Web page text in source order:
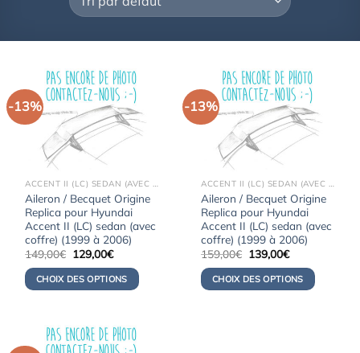
-13%
ACCENT II (LC) SEDAN (AVEC COFFRE) (1999-2006)
Aileron / Becquet Origine
Replica pour Hyundai
Accent II (LC) sedan (avec
coffre) (1999 à 2006)
149,00€ Le
initial
était :
149,00€.
129,00€Le
actuel
est :
129,00€.
CHOIX DES OPTIONS
-13%
ACCENT II (LC) SEDAN (AVEC COFFRE) (1999-2006)
Aileron / Becquet Origine
Replica pour Hyundai
Accent II (LC) sedan (avec
coffre) (1999 à 2006)
159,00€ Le
initial
était :
159,00€.
139,00€Le
actuel
est :
139,00€.
CHOIX DES OPTIONS